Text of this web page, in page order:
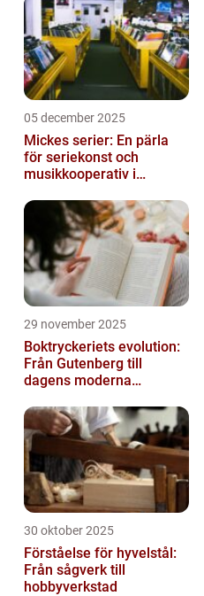
05 december 2025
Mickes serier: En pärla
för seriekonst och
musikkooperativ i
29 november 2025
Boktryckeriets evolution:
Från Gutenberg till
dagens moderna
30 oktober 2025
Förståelse för hyvelstål:
Från sågverk till
hobbyverkstad